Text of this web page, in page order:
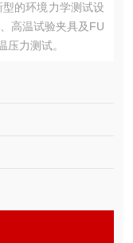
的环境力学测试设
高温试验夹具及FU
压力测试。